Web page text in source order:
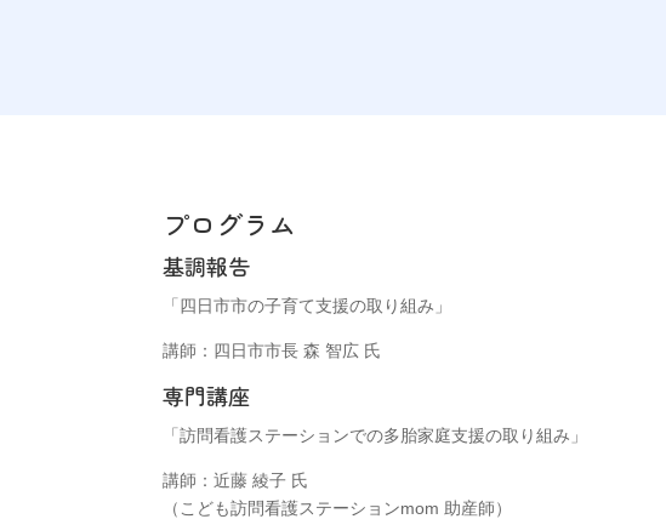
プログラム
基調報告
「四日市市の子育て支援の取り組み」
講師：四日市市長 森 智広 氏
専門講座
「訪問看護ステーションでの多胎家庭支援の取り組み」
講師：近藤 綾子 氏
（こども訪問看護ステーションmom 助産師）